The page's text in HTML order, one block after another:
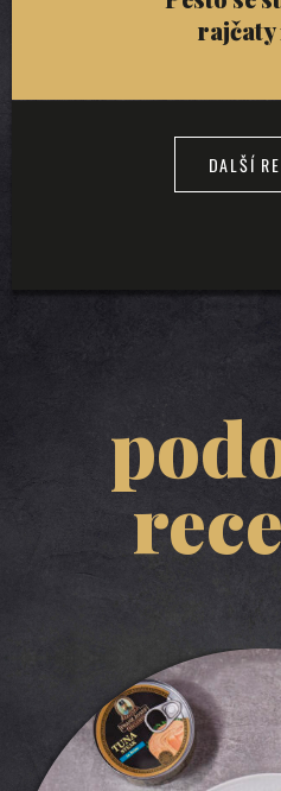
rajčaty
DALŠÍ